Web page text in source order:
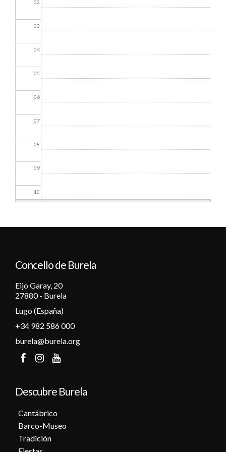
02
03
04
05
06
07
08
09
10
13
14
15
17
20
Concello de Burela
Eijo Garay, 20
27880 - Burela
Lugo (España)
+34 982 586 000
burela@burela.org
Descubre Burela
Cantábrico
Barco-Museo
Tradición